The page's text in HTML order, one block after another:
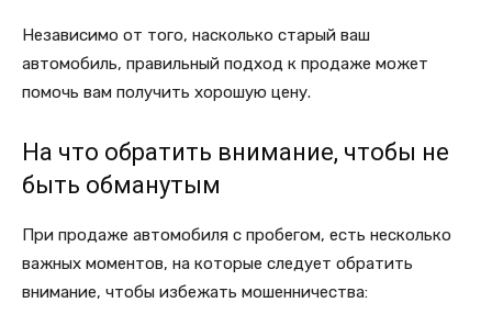
Независимо от того, насколько старый ваш
автомобиль, правильный подход к продаже может
помочь вам получить хорошую цену.
На что обратить внимание, чтобы не
быть обманутым
При продаже автомобиля с пробегом, есть несколько
важных моментов, на которые следует обратить
внимание, чтобы избежать мошенничества: